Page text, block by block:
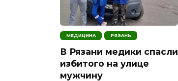
МЕДИЦИНА РЯЗАНЬ
В Рязани медики спасли
избитого на улице
мужчину